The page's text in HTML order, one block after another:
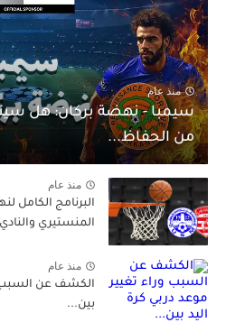
منذ عام
سيمبا - نهضة بركان: هل
من الحفاظ...
منذ عام
البرنامج الكامل
المنستيري
منذ عام
الكشف عن السبب
بين...